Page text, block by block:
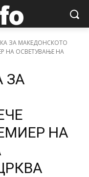
ЗА МАКЕДОНСКОТО
НА ОСВЕТУВАЊЕ НА
ЗА
НА